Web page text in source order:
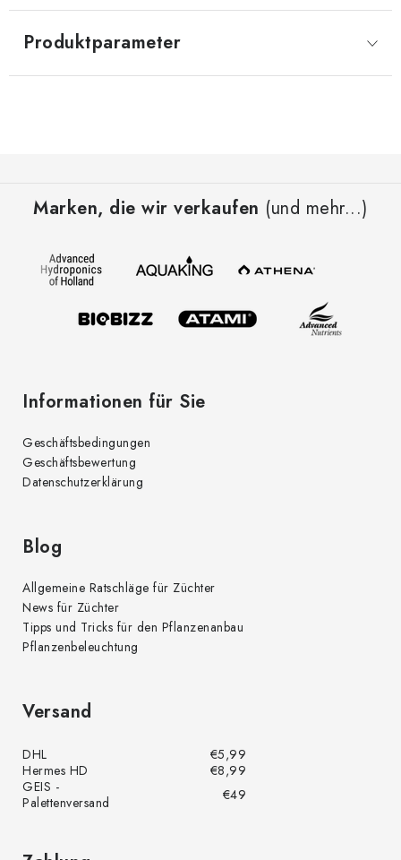
Produktparameter
Marken, die wir verkaufen (und mehr...)
Informationen für Sie
Geschäftsbedingungen
Geschäftsbewertung
Datenschutzerklärung
Blog
Allgemeine Ratschläge für Züchter
News für Züchter
Tipps und Tricks für den Pflanzenanbau
Pflanzenbeleuchtung
Versand
DHL
€5,99
Hermes HD
€8,99
GEIS -
Palettenversand
€49